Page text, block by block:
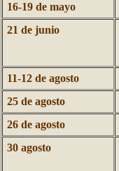
16-19 de mayo
21 de junio
11-12 de agosto
25 de agosto
26 de agosto
30 agosto